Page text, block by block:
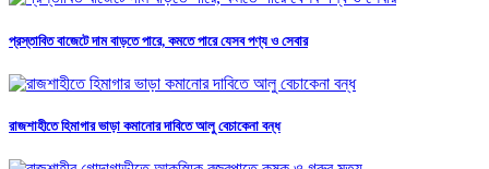
প্রস্তাবিত বাজেটে দাম বাড়তে পারে, কমতে পারে যেসব পণ্য ও সেবার
রাজশাহীতে হিমাগার ভাড়া কমানোর দাবিতে আলু বেচাকেনা বন্ধ